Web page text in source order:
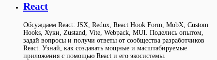
React
Обсуждаем React: JSX, Redux, React Hook Form, MobX, Custom
Hooks, Хуки, Zustand, Vite, Webpack, MUI. Поделись опытом,
задай вопросы и получи ответы от сообщества разработчиков
React. Узнай, как создавать мощные и масштабируемые
приложения с помощью React и его экосистемы.